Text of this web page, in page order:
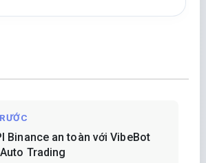
Binance an toàn với VibeBot
Trading